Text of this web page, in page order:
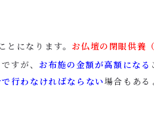
とになります。 お仏壇の閉眼供養
ですが、 お布施の金額が高額になる
行わなければならない場合もある